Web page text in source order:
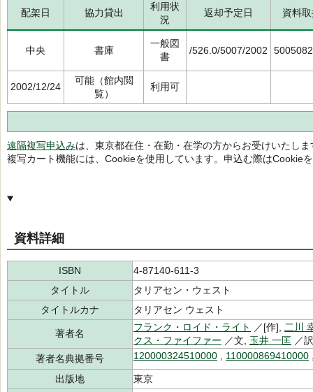
配架日 協力貸出
利用状
況
返却予定日 資料
中央 書庫
一般図
書
/526.0/5007/2002
2002/12/24
可能（館内閲
覧）
利用可
遠隔複写申込みは、東京都在住・在勤・在学の方からお受けいたしま
複写カート機能には、Cookieを使用しています。申込む際はCookie
資料詳細
ISBN
4-87140-611-3
タイトル
タリアセン・ウェスト
タイトルカナ
タリアセン ウェスト
著者名
フランク・ロイド・ライト ／[作],
二川
クス・ファイファー ／文, 玉井 一匡 ／訳
著者名典拠番号
120000324510000 110000869410000
出版地
東京